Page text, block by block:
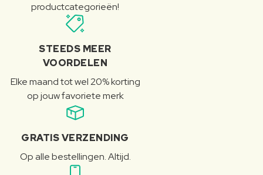
productcategorieën!
STEEDS MEER
VOORDELEN
Elke maand tot wel 20% korting
op jouw favoriete merk
GRATIS VERZENDING
Op alle bestellingen. Altijd.